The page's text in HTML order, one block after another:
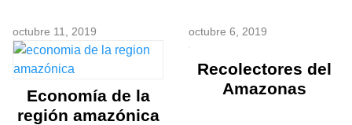
octubre 11, 2019
Economía de la
región amazónica
octubre 6, 2019
Recolectores del
Amazonas